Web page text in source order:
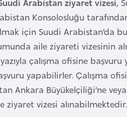
Konsolosluğu
için Suudi Arabistan’da
aile ziyareti vizesinin
çalışma ofisine başvuru
yapabilirler. Çalışma
Ankara Büyükelçiliği’ne
ziyaret vizesi alınabilmektedir.